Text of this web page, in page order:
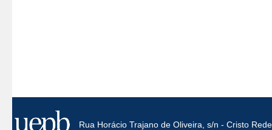
Rua Horácio Trajano de Oliveira, s/n - Cristo